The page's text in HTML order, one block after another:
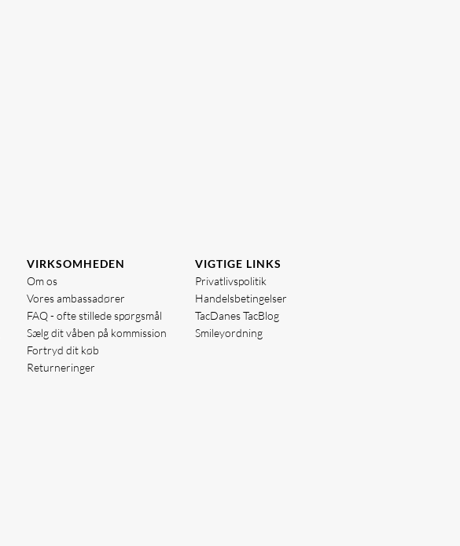
VIRKSOMHEDEN
Om os
Vores ambassadører
FAQ - ofte stillede spørgsmål
Sælg dit våben på kommission
Fortryd dit køb
Returneringer
VIGTIGE LINKS
Privatlivspolitik
Handelsbetingelser
TacDanes TacBlog
Smileyordning